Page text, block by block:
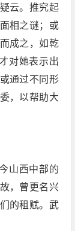
云。推究起
相之谜；或
成之，如乾
对她表示出
通过不同形
，以帮助大
山西中部的
，曾更名兴
的租赋。武